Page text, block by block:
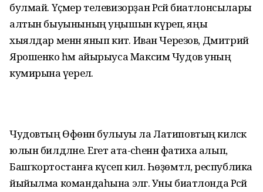
булмай. Үҫмер телевизорҙан Рәсәй биатлонсылары
алтын быуынының уңышын күреп, яңы
хыялдар менән янып китә. Иван Черезов, Дмитрий
Ярошенко һәм айырыу­са Максим Чудов уның
кумирына әүерелә.
Чудовтың Өфөнән булыуы ла Латиповтың киләсәк
юлын билдәләне. Егет ата-әсәһенән фатиха алып,
Башҡортостанға күсеп килә. Һөҙөмтәлә, республика
йыйылма командаһына эләгә. Уны биатлонда Рәсәй